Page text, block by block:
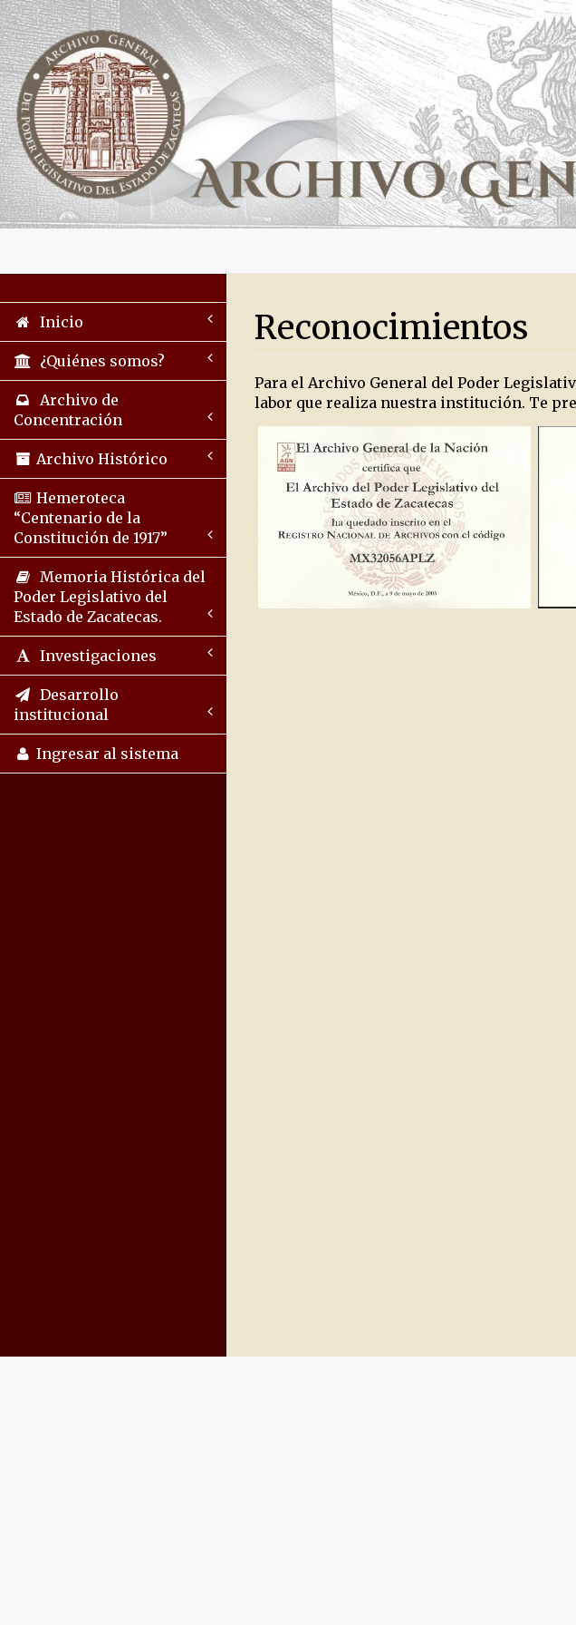
Inicio
¿Quiénes somos?
Archivo de
Concentración
Archivo Histórico
Hemeroteca
“Centenario de la
Constitución de 1917”
Memoria Histórica del
Poder Legislativo del
Estado de Zacatecas.
Investigaciones
Desarrollo
institucional
Ingresar al sistema
Reconocimientos
Para el Archivo General del Poder
labor que realiza nuestra institución. Te